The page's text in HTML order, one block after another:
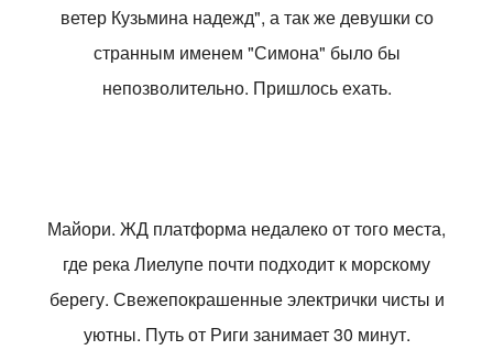
ветер Кузьмина надежд", а так же девушки со
странным именем "Симона" было бы
непозволительно. Пришлось ехать.
Майори. ЖД платформа недалеко от того места,
где река Лиелупе почти подходит к морскому
берегу. Свежепокрашенные электрички чисты и
уютны. Путь от Риги занимает 30 минут.